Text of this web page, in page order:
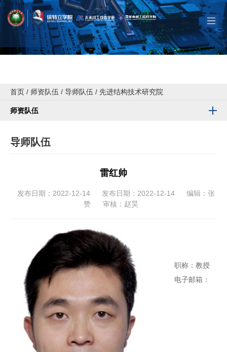
首页 / 师资队伍 / 导师队伍 / 先进结构技术研究院
师资队伍
导师队伍
雷红帅
发布日期：2022-12-14 发布日期：2022-12-14
编辑：张
赞
审核：赵昊
职称：教授
电子邮箱：